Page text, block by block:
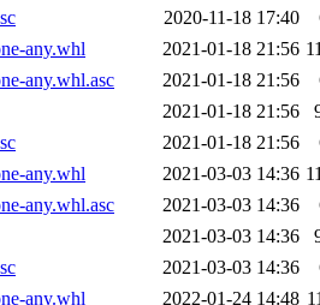
2020-11-18 17:40
any.whl
2021-01-18 21:56
any.whl.asc
2021-01-18 21:56
2021-01-18 21:56
2021-01-18 21:56
any.whl
2021-03-03 14:36
any.whl.asc
2021-03-03 14:36
2021-03-03 14:36
2021-03-03 14:36
any.whl
2022-01-24 14:48